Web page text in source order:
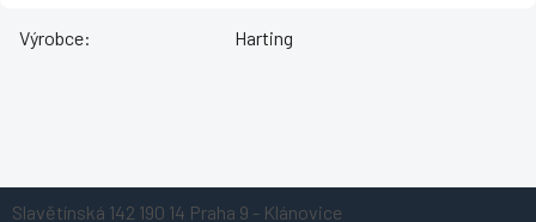
Výrobce: Harting
Slavětínská 142 190 14 Praha 9 - Klánovice